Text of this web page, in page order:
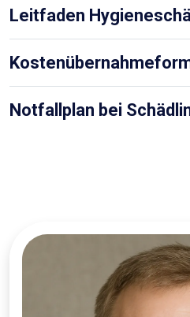
Leitfaden
Notfallplan bei